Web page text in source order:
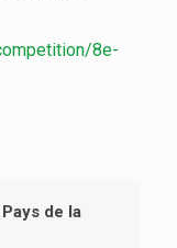
8e-
de la